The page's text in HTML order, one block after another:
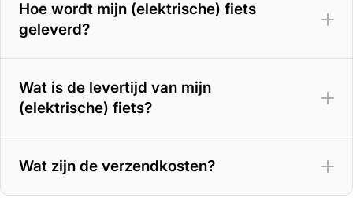
Hoe wordt mijn (elektrische) fiets
geleverd?
Wat is de levertijd van mijn
(elektrische) fiets?
Wat zijn de verzendkosten?